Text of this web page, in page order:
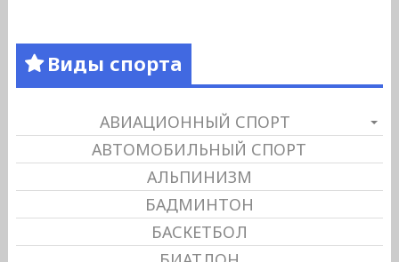
Виды спорта
АВИАЦИОННЫЙ СПОРТ
АВТОМОБИЛЬНЫЙ СПОРТ
АЛЬПИНИЗМ
БАДМИНТОН
БАСКЕТБОЛ